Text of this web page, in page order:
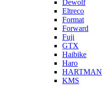
Dewolf
Eltreco
Format
Forward
Fuji
GTX
Haibike
Haro
HARTMAN
KMS